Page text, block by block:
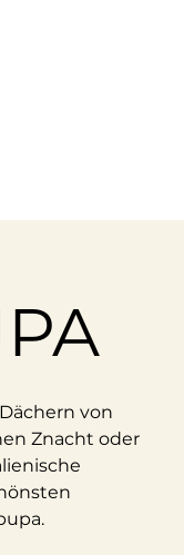
von
Znacht oder